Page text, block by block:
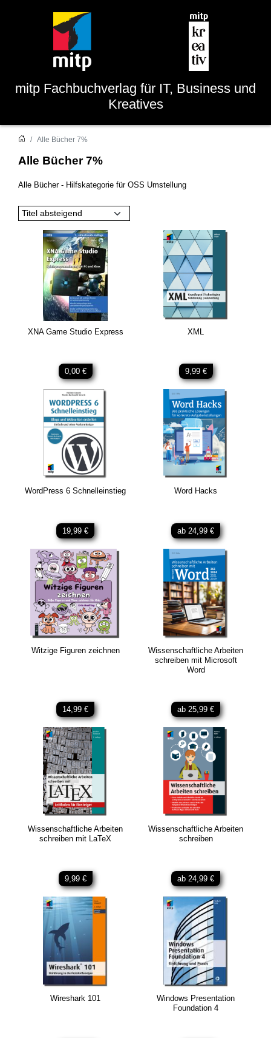
mitp Fachbuchverlag für IT, Business und
Kreatives
Alle Bücher 7%
Alle Bücher 7%
Alle Bücher - Hilfskategorie für OSS Umstellung
Titel absteigend
XNA Game Studio Express
0,00 €
XML
9,99 €
WordPress 6 Schnelleinstieg
19,99 €
Word Hacks
ab 24,99 €
Witzige Figuren zeichnen
14,99 €
Wissenschaftliche Arbeiten
schreiben mit Microsoft
Word
ab 25,99 €
Wissenschaftliche Arbeiten
schreiben mit LaTeX
9,99 €
Wissenschaftliche Arbeiten
schreiben
ab 24,99 €
Wireshark 101
Windows Presentation
Foundation 4